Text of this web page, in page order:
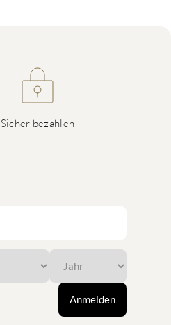
Sicher bezahlen
Anmelden